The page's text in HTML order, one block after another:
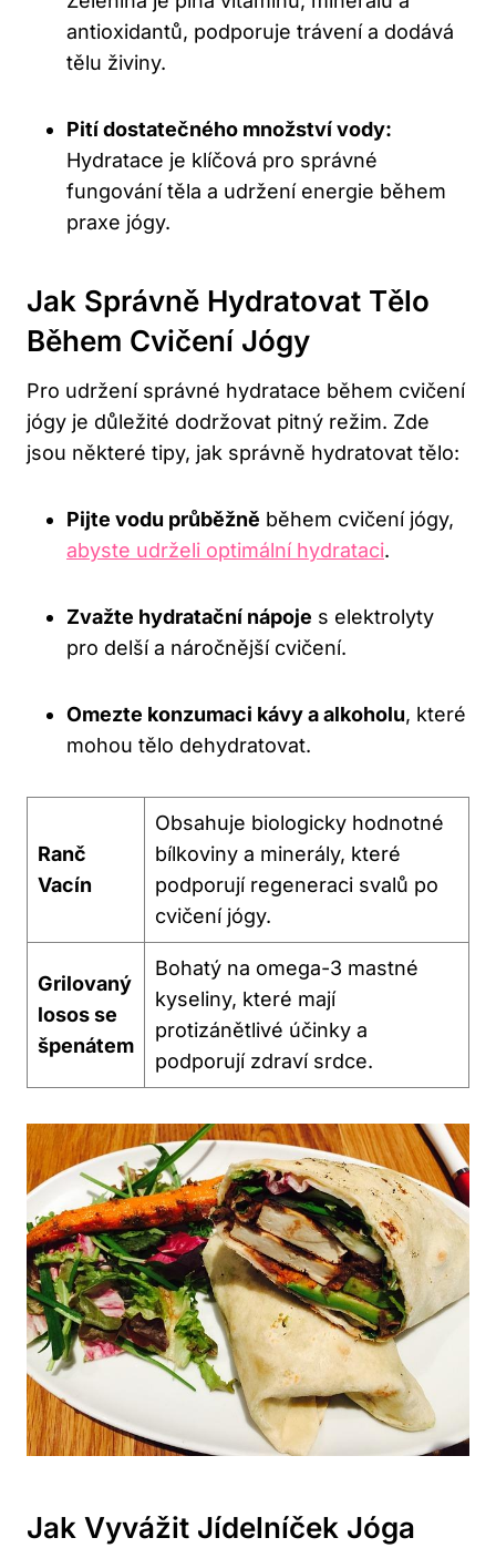
antioxidantů, podporuje trávení a dodává
tělu živiny.
Pití dostatečného množství vody:
Hydratace je klíčová pro správné
fungování těla a udržení energie během
praxe jógy.
Jak Správně Hydratovat Tělo
Během Cvičení Jógy
Pro udržení správné hydratace během cvičení
jógy je důležité dodržovat pitný režim. Zde
jsou některé tipy, jak správně hydratovat tělo:
Pijte vodu průběžně během cvičení jógy,
abyste udrželi optimální hydrataci.
Zvažte hydratační nápoje s elektrolyty
pro delší a náročnější cvičení.
Omezte konzumaci kávy a alkoholu, které
mohou tělo dehydratovat.
Ranč
Vacín
Obsahuje biologicky hodnotné
bílkoviny a minerály, které
podporují regeneraci svalů po
cvičení jógy.
Grilovaný
losos se
špenátem
Bohatý na omega-3 mastné
kyseliny, které mají
protizánětlivé účinky a
podporují zdraví srdce.
Jak Vyvážit Jídelníček Jóga